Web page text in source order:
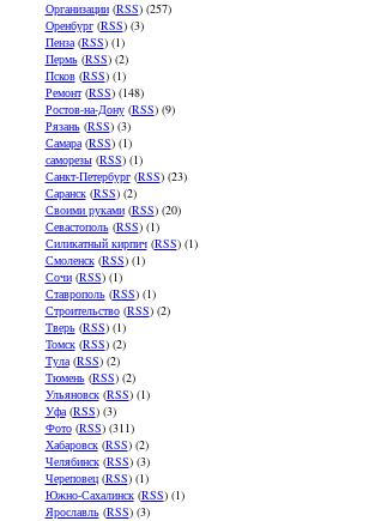
Организации(RSS) (257)
Оренбург(RSS) (3)
Пенза(RSS) (1)
Пермь(RSS) (2)
Псков(RSS) (1)
Ремонт(RSS) (148)
Ростов-на-Дону(RSS) (9)
Рязань(RSS) (3)
Самара(RSS) (1)
саморезы(RSS) (1)
Санкт-Петербург(RSS) (23)
Саранск(RSS) (2)
Своими руками(RSS) (20)
Севастополь(RSS) (1)
Силикатный кирпич(RSS) (1)
Смоленск(RSS) (1)
Сочи(RSS) (1)
Ставрополь(RSS) (1)
Строительство(RSS) (2)
Тверь(RSS) (1)
Томск(RSS) (2)
Тула(RSS) (2)
Тюмень(RSS) (2)
Ульяновск(RSS) (1)
Уфа(RSS) (3)
Фото(RSS) (311)
Хабаровск(RSS) (2)
Челябинск(RSS) (3)
Череповец(RSS) (1)
Южно-Сахалинск(RSS) (1)
Ярославль(RSS) (3)